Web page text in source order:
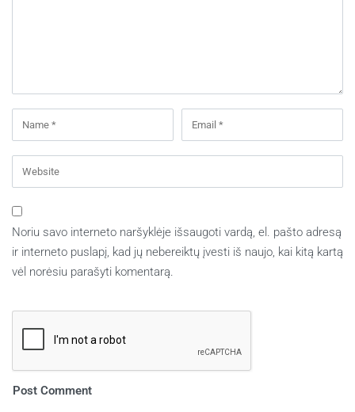
Noriu savo interneto naršyklėje išsaugoti vardą, el. pašto adresą
ir interneto puslapį, kad jų nebereiktų įvesti iš naujo, kai kitą kartą
vėl norėsiu parašyti komentarą.